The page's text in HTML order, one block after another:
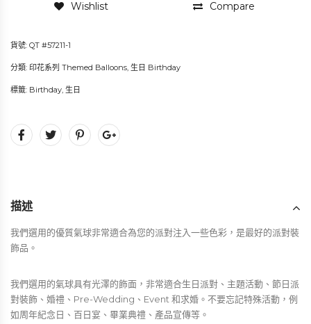
Wishlist Compare
貨號: QT #57211-1
分類: 印花系列 Themed Balloons, 生日 Birthday
標籤: Birthday, 生日
描述
我們選用的優質氣球非常適合為您的派對注入一些色彩，是最好的派對裝
飾品。
我們選用的氣球具有光澤的飾面，非常適合生日派對、主題活動、節日派
對裝飾、婚禮、Pre-Wedding、Event 和求婚。不要忘記特殊活動，例
如周年紀念日、百日宴、畢業典禮、產品宣傳等。